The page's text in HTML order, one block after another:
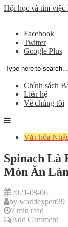
Hội học và tìm việc
Facebook
Twitter
Google Plus
Chính sách
Liên hệ
Về chúng tôi
Văn hóa Nhật
Spinach Là
Món Ăn
2021-08-06
by worldexpert39
7 min read
Add Comment